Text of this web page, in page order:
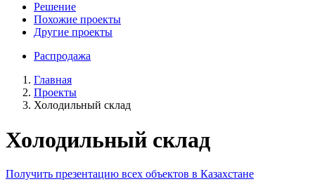
Решение
Похожие проекты
Другие проекты
Распродажа
Главная
Проекты
Холодильный склад
Холодильный склад
Получить презентацию всех объектов в Казахстане